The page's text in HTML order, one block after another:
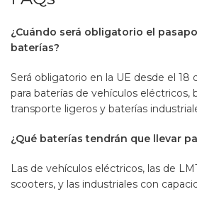
¿Cuándo será obligatorio el
baterías?
Será obligatorio en la UE desde el 18
para baterías de vehículos eléctricos,
transporte ligeros y baterías
¿Qué baterías tendrán que llevar
Las de vehículos eléctricos, las de
scooters, y las industriales con